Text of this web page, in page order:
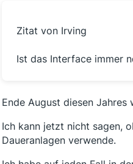
Zitat von Irving
Ist das Interface immer
Ende August diesen
Ich kann jetzt nicht sagen,
Daueranlagen verwende.